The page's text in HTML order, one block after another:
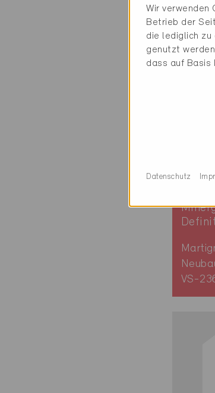
VS-
VS-
Wir verwenden
Betrieb der
die lediglich zu
genutzt
dass auf Basis
Datenschutz